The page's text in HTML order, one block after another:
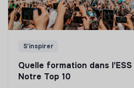
S'inspirer
Quelle formation dans
Notre Top 10